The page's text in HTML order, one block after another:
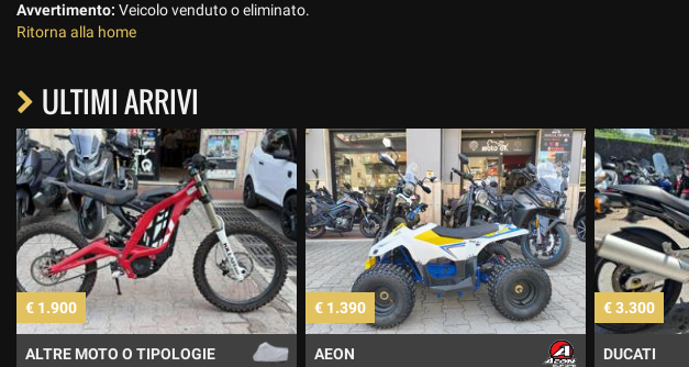
Avvertimento: Veicolo venduto o eliminato.
Ritorna alla home
ULTIMI ARRIVI
TIPOLOGIE
€ 1.390
AEON
€ 3.300